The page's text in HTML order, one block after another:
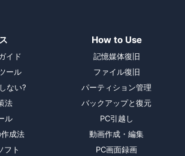
イド
ール
ない?
法
ル
成法
フト
How to Use
記憶媒体復旧
ファイル復旧
パーティション管理
バックアップと復元
PC引越し
動画作成・編集
PC画面録画